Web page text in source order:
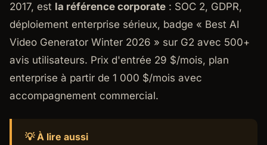
2017, est la référence corporate : SOC 2, GDPR,
déploiement enterprise sérieux, badge « Best AI
Video Generator Winter 2026 » sur G2 avec 500+
avis utilisateurs. Prix d'entrée 29 $/mois, plan
enterprise à partir de 1 000 $/mois avec
accompagnement commercial.
💡 À lire aussi